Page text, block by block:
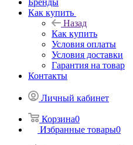
Бренды
Как купить
Назад
Как купить
Условия оплаты
Условия доставки
Гарантия на товар
Контакты
Личный кабинет
Корзина0
Избранные товары0